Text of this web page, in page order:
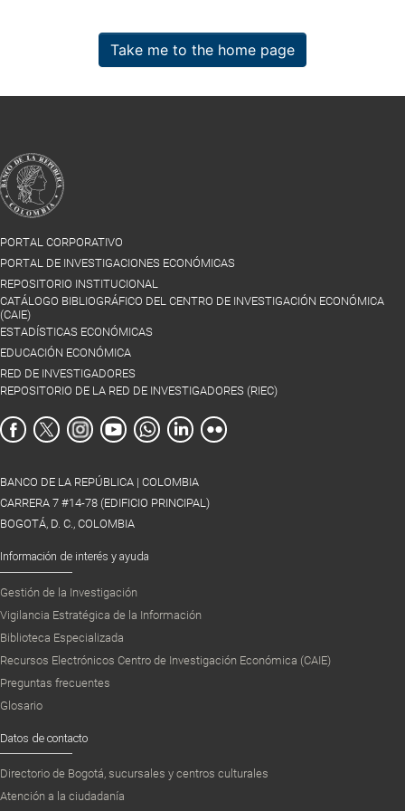
Take me to the home page
PORTAL CORPORATIVO
PORTAL DE INVESTIGACIONES ECONÓMICAS
REPOSITORIO INSTITUCIONAL
CATÁLOGO BIBLIOGRÁFICO DEL CENTRO DE INVESTIGACIÓN ECONÓMICA
(CAIE)
ESTADÍSTICAS ECONÓMICAS
EDUCACIÓN ECONÓMICA
RED DE INVESTIGADORES
REPOSITORIO DE LA RED DE INVESTIGADORES (RIEC)
BANCO DE LA REPÚBLICA | COLOMBIA
CARRERA 7 #14-78 (EDIFICIO PRINCIPAL)
BOGOTÁ, D. C., COLOMBIA
Información de interés y ayuda
Gestión de la Investigación
Vigilancia Estratégica de la Información
Biblioteca Especializada
Recursos Electrónicos Centro de Investigación Económica (CAIE)
Preguntas frecuentes
Glosario
Datos de contacto
Directorio de Bogotá, sucursales y centros culturales
Atención a la ciudadanía